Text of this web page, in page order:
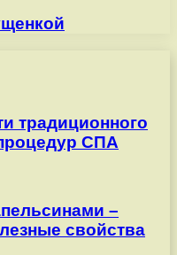
традиционного
СПА
–
свойства